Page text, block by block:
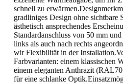
schnell zu
gradliniges Design ohne sichtbare
ästhetisch ansprechendes
Standardanschluss von 50 mm
links als auch nach rechts
wir Flexibilität in der
Farbvarianten: einem klassischen
einem eleganten Anthrazit
für eine schlanke